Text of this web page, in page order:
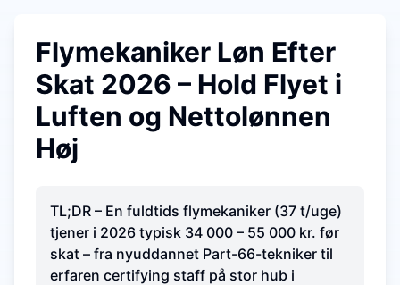
Flymekaniker Løn Efter
Skat 2026 – Hold Flyet i
Luften og Nettolønnen
Høj
TL;DR – En fuldtids flymekaniker (37 t/uge)
tjener i 2026 typisk 34 000 – 55 000 kr. før
skat – fra nyuddannet Part-66-tekniker til
erfaren certifying staff på stor hub i